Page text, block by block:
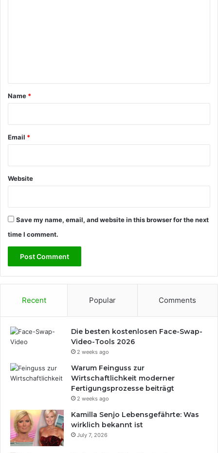
*
Name *
Email *
Website
Save my name, email, and website in this browser for the next
time I comment.
Recent Popular Comments
Die besten kostenlosen Face-Swap-
Video-Tools 2026
2 weeks ago
Warum Feinguss zur
Wirtschaftlichkeit moderner
Fertigungsprozesse beiträgt
2 weeks ago
Kamilla Senjo Lebensgefährte: Was
wirklich bekannt ist
July 7, 2026